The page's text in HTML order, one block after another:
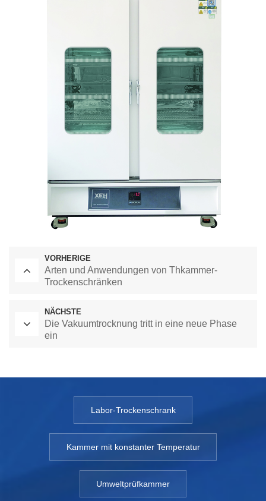
VORHERIGE
Arten und Anwendungen von Thkammer-
Trockenschränken
NÄCHSTE
Die Vakuumtrocknung tritt in eine neue Phase
ein
Labor-Trockenschrank
Kammer mit konstanter Temperatur
Umweltprüfkammer